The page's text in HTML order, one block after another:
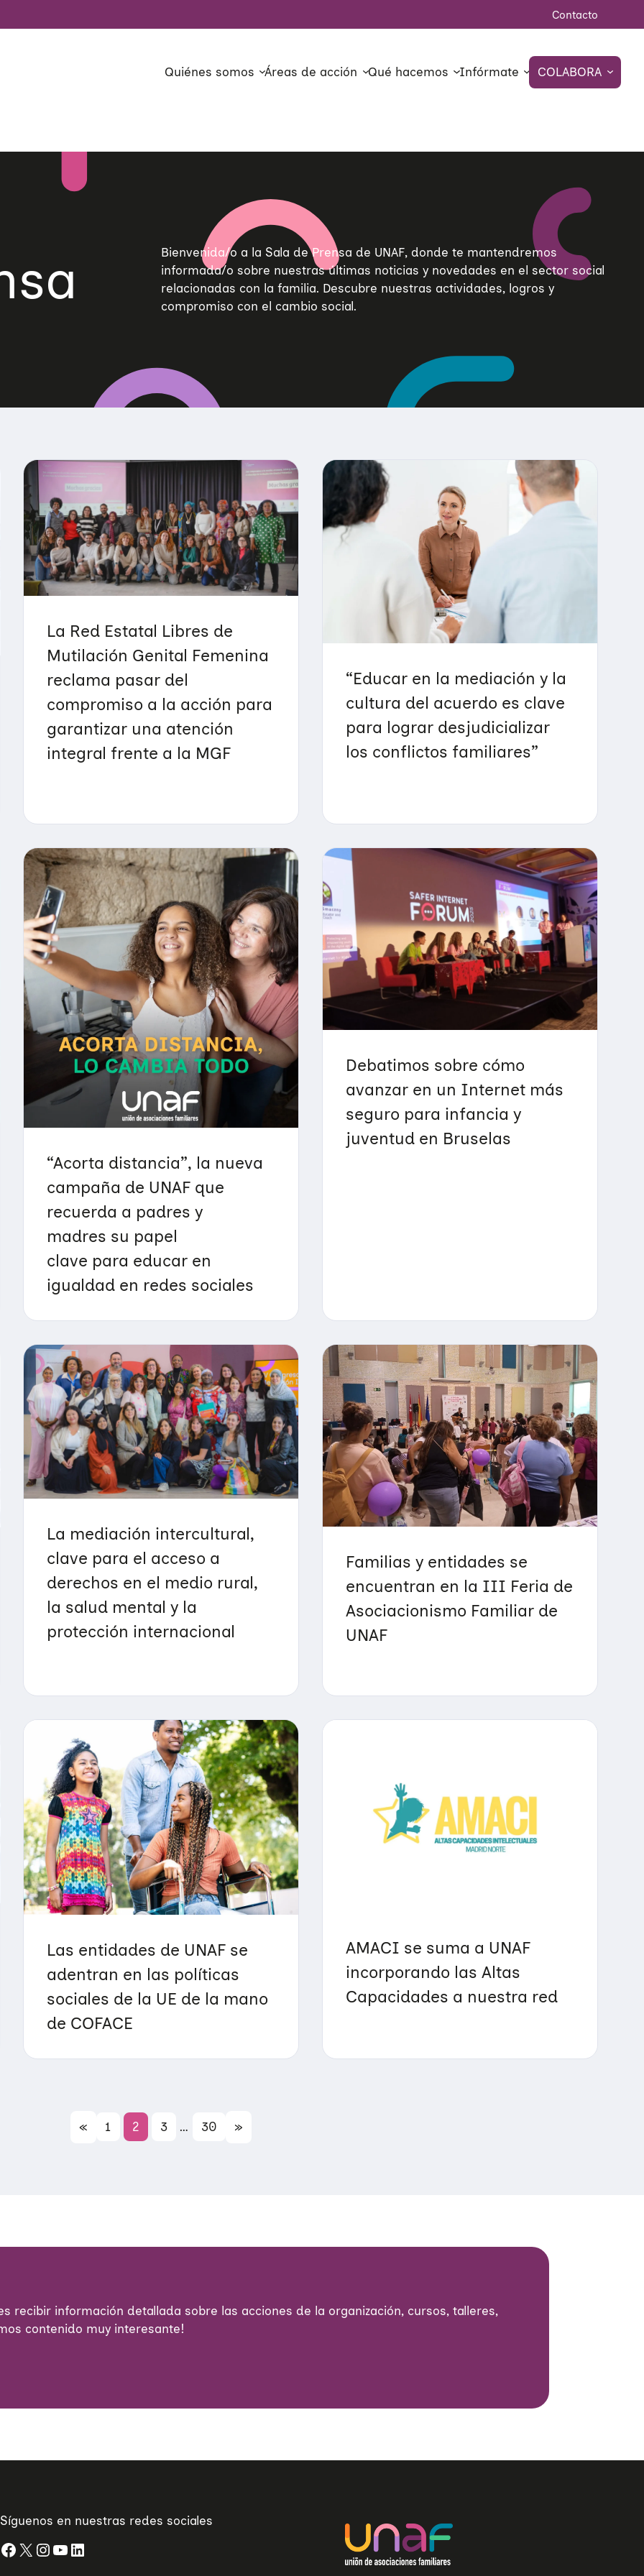
Contacto
Quiénes somos Áreas de acción Qué hacemos Infórmate COLABORA
Bienvenida/o a la Sala de Prensa de UNAF, donde te mantendremos
informada/o sobre nuestras últimas noticias y novedades en el sector social
relacionadas con la familia. Descubre nuestras actividades, logros y
compromiso con el cambio social.
La Red Estatal Libres de
Mutilación Genital Femenina
reclama pasar del
compromiso a la acción para
garantizar una atención
integral frente a la MGF
“Educar en la mediación y la
cultura del acuerdo es clave
para lograr desjudicializar
los conflictos familiares”
“Acorta distancia”, la nueva
campaña de UNAF que
recuerda a padres y
madres su papel
clave para educar en
igualdad en redes sociales
Debatimos sobre cómo
avanzar en un Internet más
seguro para infancia y
juventud en Bruselas
La mediación intercultural,
clave para el acceso a
derechos en el medio rural,
la salud mental y la
protección internacional
Familias y entidades se
encuentran en la III Feria de
Asociacionismo Familiar de
UNAF
Las entidades de UNAF se
adentran en las políticas
sociales de la UE de la mano
de COFACE
AMACI se suma a UNAF
incorporando las Altas
Capacidades a nuestra red
« 1 2 3 … 30 »
recibir información detallada sobre las acciones de la organización, cursos, talleres,
contenido muy interesante!
Síguenos en nuestras redes sociales
Facebook X InstagramYouTube LinkedIn